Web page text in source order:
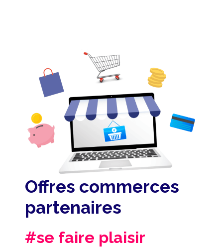
Offres commerces
partenaires
#se faire plaisir